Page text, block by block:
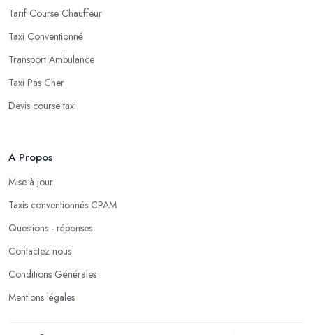
Tarif Course Chauffeur
Taxi Conventionné
Transport Ambulance
Taxi Pas Cher
Devis course taxi
A Propos
Mise à jour
Taxis conventionnés CPAM
Questions - réponses
Contactez nous
Conditions Générales
Mentions légales